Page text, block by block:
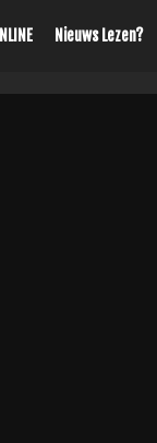
Nieuws Lezen?